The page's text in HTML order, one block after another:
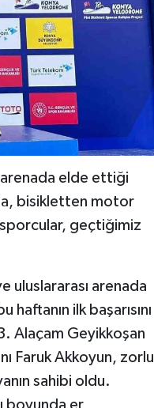
arenada elde ettiği
bisikletten motor
geçtiğimiz
uluslararası arenada
ilk başarısını
Alaçam Geyikkoşan
Faruk Akkoyun, zorlu
sahibi oldu.
boyunda er